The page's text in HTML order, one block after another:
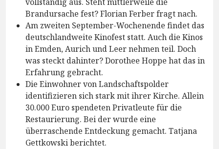
Brandursache fest? Florian Ferber fragt nach.
Am zweiten September-Wochenende findet das
deutschlandweite Kinofest statt. Auch die Kinos
in Emden, Aurich und Leer nehmen teil. Doch
was steckt dahinter? Dorothee Hoppe hat das in
Erfahrung gebracht.
Die Einwohner von Landschaftspolder
identifizieren sich stark mit ihrer Kirche. Allein
30.000 Euro spendeten Privatleute für die
Restaurierung. Bei der wurde eine
überraschende Entdeckung gemacht. Tatjana
Gettkowski berichtet.